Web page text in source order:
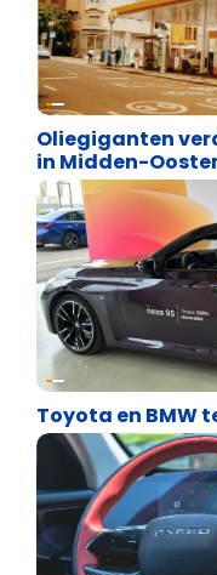
Energie en
Oliegiganten
in Midden-
Energie en
Toyota en BMW